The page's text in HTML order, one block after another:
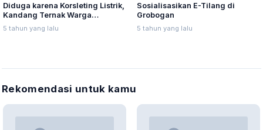
Diduga karena Korsleting Listrik,
Kandang Ternak Warga
Nambuhan, Purwodadi Terbakar
5 tahun yang lalu
Sosialisasikan E-Tilang di
Grobogan
5 tahun yang lalu
Rekomendasi untuk kamu